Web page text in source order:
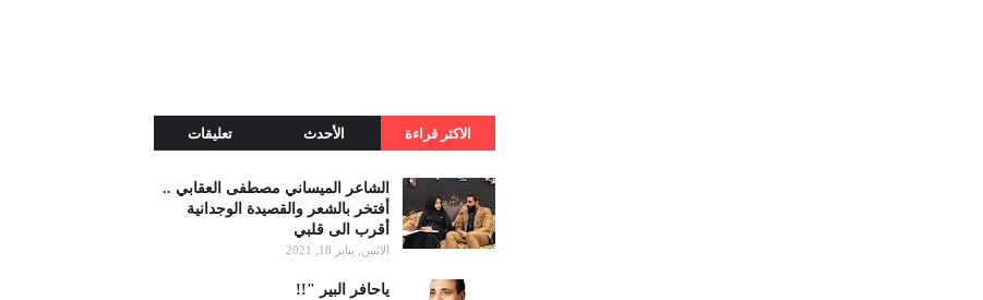
الاكثر قراءة الأحدث تعليقات
الشاعر الميساني مصطفى العقابي ..
أفتخر بالشعر والقصيدة الوجدانية
أقرب الى قلبي
الاثنين, يناير 18, 2021
ياحافر البير "!!